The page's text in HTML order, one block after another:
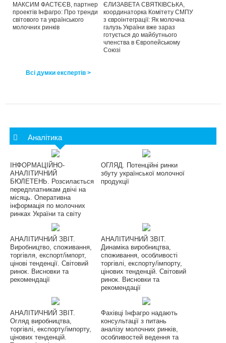
МАКСИМ ФАСТЄЄВ, партнер
проектів Інфагро: Про тренди
світового та українського
молочних ринків
ЄЛИЗАВЕТА СВЯТКІВСЬКА,
координаторка Комітету СМПУ
з євроінтеграції: Як молочна
галузь України вже зараз
готується до майбутнього
членства в Європейському
Союзі
Всі думки експертів >
Аналітика
ІНФОРМАЦІЙНО-
АНАЛІТИЧНИЙ
БЮЛЕТЕНЬ. Розсилається
передплатникам двічі на
місяць. Оперативна
інформація по молочних
ринках України та світу
ОГЛЯД. Потенційні ринки
збуту української молочної
продукції
АНАЛІТИЧНИЙ ЗВІТ.
Виробництво, споживання,
торгівля, експорт/імпорт,
цінові тенденції. Світовий
ринок. Висновки та
рекомендації
АНАЛІТИЧНИЙ ЗВІТ.
Динаміка виробництва,
споживання, особливості
торгівлі, експорту/імпорту,
цінових тенденцій. Світовий
ринок. Висновки та
рекомендації
АНАЛІТИЧНИЙ ЗВІТ.
Огляд виробництва,
торгівлі, експорту/імпорту,
цінових тенденцій.
Фахівці Інфагро надають
консультації з питань
аналізу молочних ринків,
особливостей ведення та